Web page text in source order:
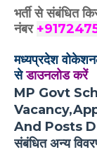
भर्ती से संबंधित
नंबर
मध्यप्रदेश
सेडाउनलोड करें
MP Govt
And Posts
संबंधित अन्य